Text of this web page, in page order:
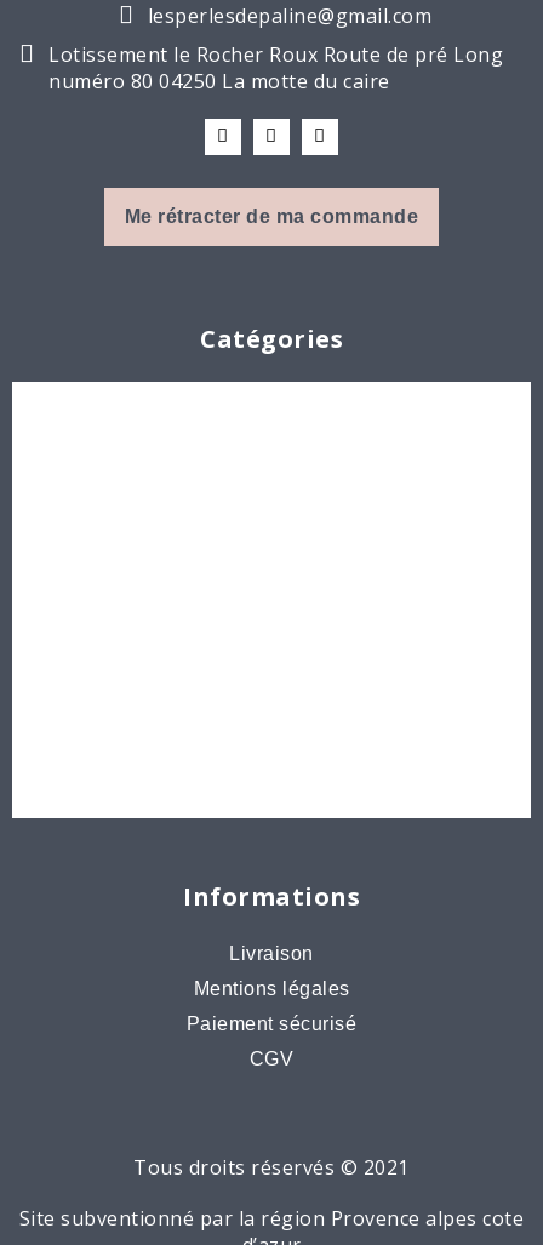
lesperlesdepaline@gmail.com
Lotissement le Rocher Roux Route de pré Long
numéro 80 04250 La motte du caire
Me rétracter de ma commande
Catégories
Informations
Livraison
Mentions légales
Paiement sécurisé
CGV
Tous droits réservés © 2021
Site subventionné par la région Provence alpes cote